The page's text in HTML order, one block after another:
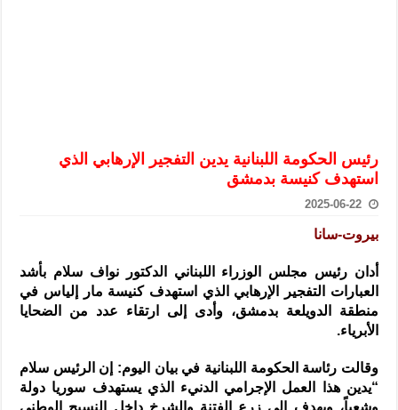
سوريا تبحث مع الإيسيسكو التعاون في البحث العلمي وحماية التراث
رئيس الحكومة اللبنانية يدين التفجير الإرهابي الذي
استهدف كنيسة بدمشق
2025-06-22
بيروت-سانا
أدان رئيس مجلس الوزراء اللبناني الدكتور نواف سلام بأشد
العبارات التفجير الإرهابي الذي استهدف كنيسة مار إلياس في
منطقة الدويلعة بدمشق، وأدى إلى ارتقاء عدد من الضحايا
الأبرياء.
وقالت رئاسة الحكومة اللبنانية في بيان اليوم: إن الرئيس سلام
“يدين هذا العمل الإجرامي الدنيء الذي يستهدف سوريا دولة
وشعباً، ويهدف إلى زرع الفتنة والشرخ داخل النسيج الوطني